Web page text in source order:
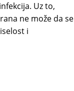
Uz to,
ne može da se
i